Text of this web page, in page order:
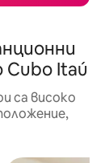
Itaú
са високо